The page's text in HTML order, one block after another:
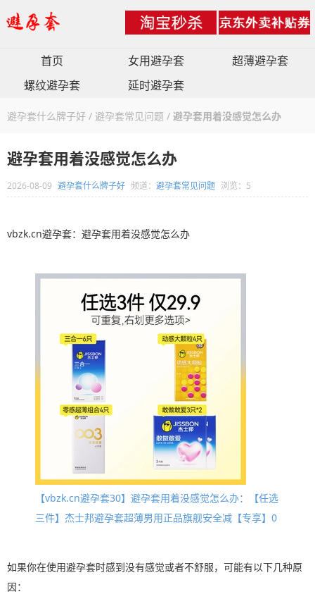
首页 女用避孕套
超薄避孕套
螺纹避孕套
延时避孕套
避孕套什么牌子好 / 避孕套常见问题 / 避孕套用着没感觉怎么办
避孕套用着没感觉怎么办
2026-08-09 避孕套什么牌子好 频道： 避孕套常见问题 浏览：5
vbzk.cn避孕套：避孕套用着没感觉怎么办
【vbzk.cn避孕套30】避孕套用着没感觉怎么办：【任选
三件】杰士邦避孕套超薄男用正品旗舰安全减【专享】0
如果你在使用避孕套时感到没有感觉或者不舒服，可能有以下几种原
因：